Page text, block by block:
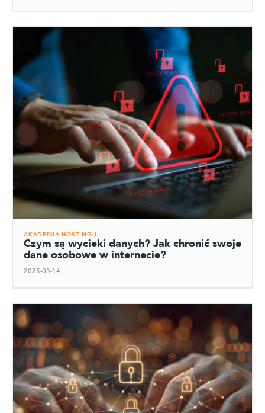
AKADEMIA HOSTINGU
Czym są wycieki danych? Jak chronić swoje
dane osobowe w internecie?
2025-03-14